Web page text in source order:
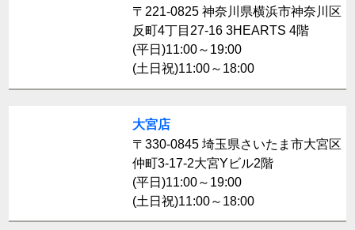
〒221-0825 神奈川県横浜市神奈川区
反町4丁目27-16 3HEARTS 4階
(平日)11:00～19:00
(土日祝)11:00～18:00
大宮店
〒330-0845 埼玉県さいたま市大宮区
仲町3-17-2大宮Yビル2階
(平日)11:00～19:00
(土日祝)11:00～18:00